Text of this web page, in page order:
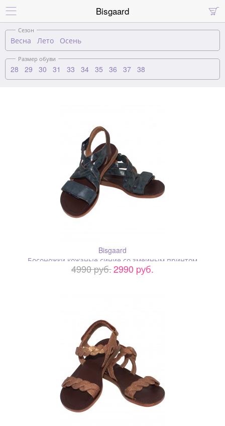
 
Bisgaard
Сезон
Весна Лето Осень
Размер обуви
28 29 30 31 33 34 35 36 37 38
Bisgaard
Босоножки кожаные синие со змеиным принтом
4990 pуб.2990 pуб.